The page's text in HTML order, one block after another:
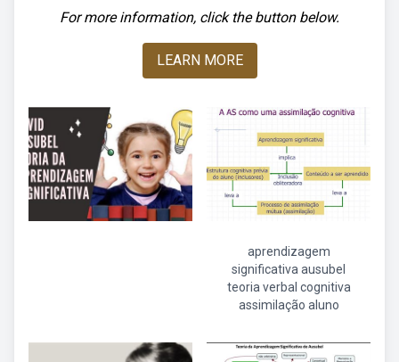
For more information, click the button below.
LEARN MORE
aprendizagem
significativa ausubel
teoria verbal cognitiva
assimilação aluno